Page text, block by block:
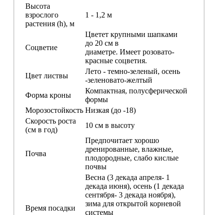
Высота
взрослого
растения (h), м
1 - 1,2 м
Соцветие
Цветет крупными шапками
до 20 см в
диаметре. Имеет розовато-
красные соцветия.
Цвет листвы
Лето - темно-зеленый, осень
-зеленовато-желтый
Форма кроны
Компактная, полусферической
формы
Морозостойкость Низкая (до -18)
Скорость роста
(см в год)
10 см в высоту
Почва
Предпочитает хорошо
дренированные, влажные,
плодородные, слабо кислые
почвы
Время посадки
Весна (3 декада апреля- 1
декада июня), осень (1 декада
сентября- 3 декада ноября),
зима для открытой корневой
системы